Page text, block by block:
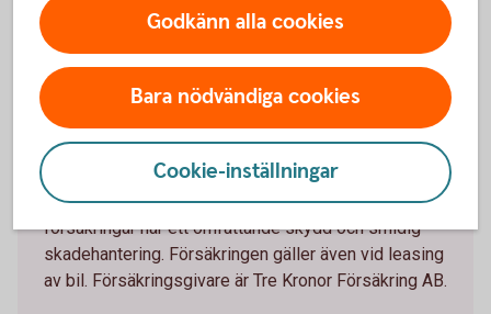
Ramavtalsportalen
Trygghet med en bilförsäkring
Behöver du en bilförsäkring till din företagsbil? Våra
försäkringar har ett omfattande skydd och smidig
skadehantering. Försäkringen gäller även vid leasing
av bil. Försäkringsgivare är Tre Kronor Försäkring AB.
Godkänn alla cookies
Bara nödvändiga cookies
Cookie-inställningar